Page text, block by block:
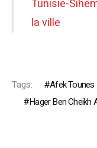
Tunisie-
la ville
Tags: Afek Tounes
Hager Ben Cheikh